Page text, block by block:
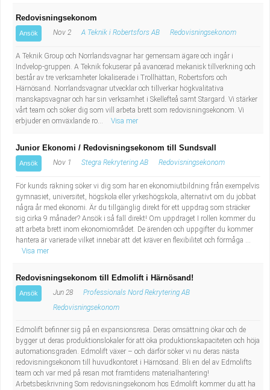
Redovisningsekonom
Ansök Nov 2 A Teknik i Robertsfors AB Redovisningsekonom
A Teknik Group och Norrlandsvagnar har gemensam ägare och ingår i
Indvelop-gruppen. A Teknik fokuserar på avancerad mekanisk tillverkning och
består av tre verksamheter lokaliserade i Trollhättan, Robertsfors och
Härnösand. Norrlandsvagnar utvecklar och tillverkar högkvalitativa
manskapsvagnar och har sin verksamhet i Skellefteå samt Stargard. Vi stärker
vårt team och söker dig som vill arbeta brett som redovisningsekonom. Vi
erbjuder en omväxlande ro...
Visa mer
Junior Ekonomi / Redovisningsekonom till Sundsvall
Ansök Nov 1 Stegra Rekrytering AB Redovisningsekonom
För kunds räkning söker vi dig som har en ekonomiutbildning från exempelvis
gymnasiet, universitet, högskola eller yrkeshögskola, alternativt om du jobbat
några år med ekonomi. Är du tillgänglig direkt för ett uppdrag som sträcker
sig cirka 9 månader? Ansök i så fall direkt! Om uppdraget I rollen kommer du
att arbeta brett inom ekonomiområdet. De ärenden och uppgifter du kommer
hantera är varierade vilket innebär att det kräver en flexibilitet och förmåga ...
Visa mer
Redovisningsekonom till Edmolift i Härnösand!
Ansök Jun 28
Professionals Nord Rekrytering AB
Redovisningsekonom
Edmolift befinner sig på en expansionsresa. Deras omsättning ökar och de
bygger ut deras produktionslokaler för att öka produktionskapaciteten och höja
automationsgraden. Edmolift växer – och därför söker vi nu deras nästa
redovisningsekonom till huvudkontoret i Härnösand. Bli en del av Edmolifts
team och var med på resan mot framtidens materialhantering!
Arbetsbeskrivning Som redovisningsekonom hos Edmolift kommer du att ha